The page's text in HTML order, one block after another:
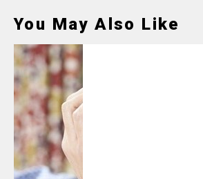
You May Also Like